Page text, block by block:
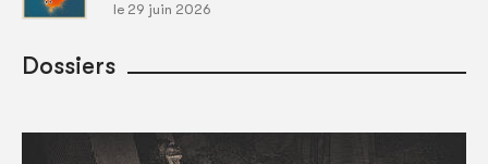
le 29 juin 2026
Dossiers